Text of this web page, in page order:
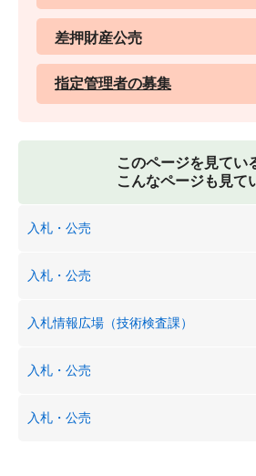
差押財産公売
指定管理者の募集
このページを見てい
こんなページも見て
入札・公売
入札・公売
入札情報広場（技術検査課）
入札・公売
入札・公売